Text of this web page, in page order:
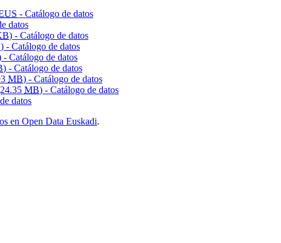
- Catálogo de datos
datos
) - Catálogo de datos
) - Catálogo de datos
- Catálogo de datos
) - Catálogo de datos
MB) - Catálogo de datos
MB) - Catálogo de datos
datos
en Open Data Euskadi.